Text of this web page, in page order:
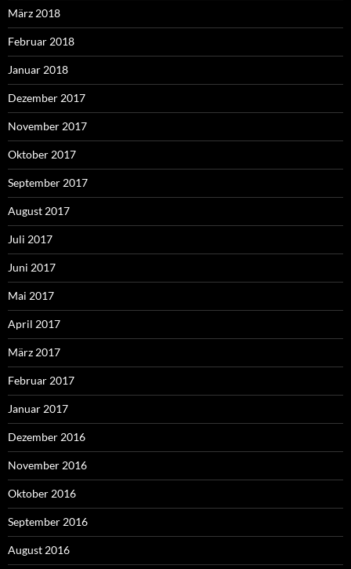
März 2018
Februar 2018
Januar 2018
Dezember 2017
November 2017
Oktober 2017
September 2017
August 2017
Juli 2017
Juni 2017
Mai 2017
April 2017
März 2017
Februar 2017
Januar 2017
Dezember 2016
November 2016
Oktober 2016
September 2016
August 2016